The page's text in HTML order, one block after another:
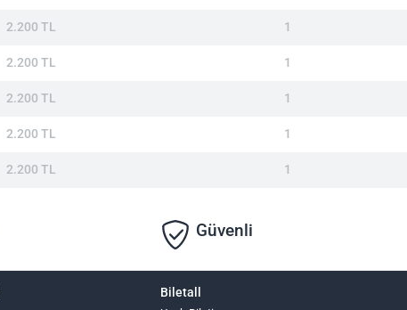
2.200 TL 1
2.200 TL 1
2.200 TL 1
2.200 TL 1
2.200 TL 1
Güvenli
Biletall